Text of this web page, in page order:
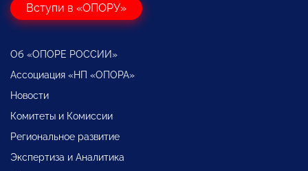
Вступи в «ОПОРУ»
Об «ОПОРЕ РОССИИ»
Ассоциация «НП «ОПОРА»
Новости
Комитеты и Комиссии
Региональное развитие
Экспертиза и Аналитика